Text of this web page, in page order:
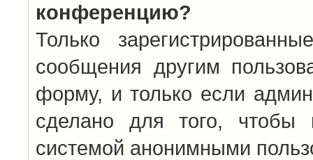
конференцию?
Только
сообщения другим
форму, и только если
сделано для того, чтобы
системой анонимными